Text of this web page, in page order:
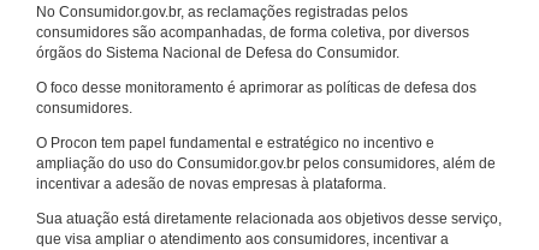
No Consumidor.gov.br, as reclamações registradas pelos
consumidores são acompanhadas, de forma coletiva, por diversos
órgãos do Sistema Nacional de Defesa do Consumidor.
O foco desse monitoramento é aprimorar as políticas de defesa dos
consumidores.
O Procon tem papel fundamental e estratégico no incentivo e
ampliação do uso do Consumidor.gov.br pelos consumidores, além de
incentivar a adesão de novas empresas à plataforma.
Sua atuação está diretamente relacionada aos objetivos desse serviço,
que visa ampliar o atendimento aos consumidores, incentivar a